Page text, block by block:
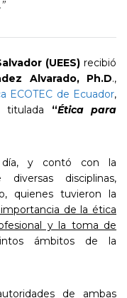
(UEES) recibió
Alvarado, Ph.D.,
ECOTEC de Ecuador,
titulada “Ética para
día, y contó con la
disciplinas,
quienes tuvieron la
de la ética
y la toma de
ámbitos de la
de ambas